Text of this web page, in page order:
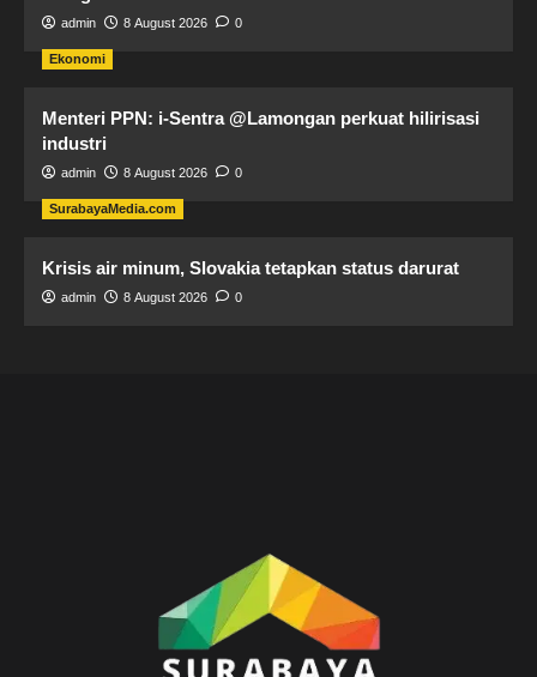
admin 8 August 2026 0
Ekonomi
Menteri PPN: i-Sentra @Lamongan perkuat hilirisasi
industri
admin 8 August 2026 0
SurabayaMedia.com
Krisis air minum, Slovakia tetapkan status darurat
admin 8 August 2026 0